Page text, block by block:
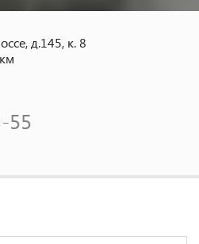
д.145, к. 8
55